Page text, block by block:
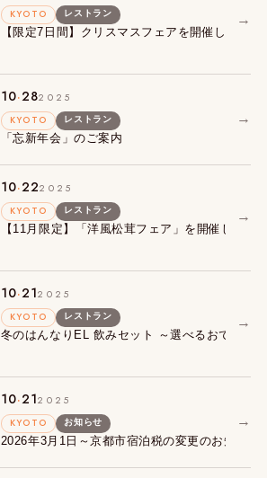
KYOTO
レストラン
【限定7日間】クリスマスフェアを開催します
→
10.282025
KYOTO
レストラン
「忘新年会」のご案内
→
10.222025
KYOTO
レストラン
【11月限定】「洋風松茸フェア」を開催します
→
10.212025
KYOTO
レストラン
冬のはんなりEL 飲みセット ～選べるおでん3
→
10.212025
KYOTO
お知らせ
2026年3月1日～京都市宿泊税の変更のお知らせ
→